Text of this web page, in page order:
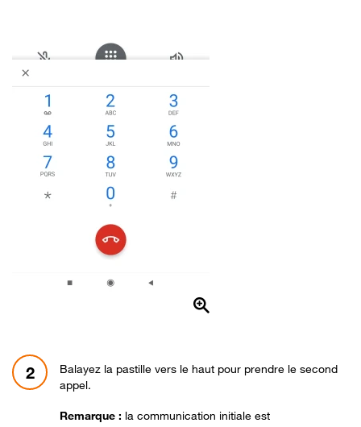
2
Balayez la pastille vers le haut pour prendre le second
appel.
Remarque : la communication initiale est